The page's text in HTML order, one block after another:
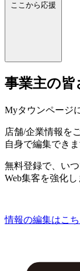
ここから応援
事業主の皆
Myタウンページ
店舗/企業情報を
自身で編集でき
無料登録で、い
Web集客を強化し
情報の編集はこ